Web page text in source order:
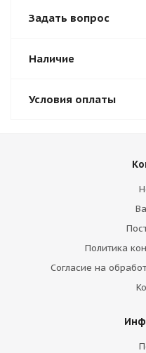
Задать вопрос
Наличие
Условия оплаты
Политика
Согласие на